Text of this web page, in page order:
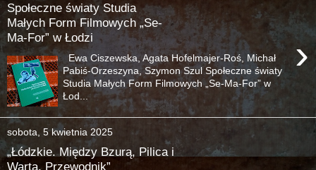
Społeczne światy Studia
Małych Form Filmowych „Se-
Ma-For” w Łodzi
›
Ewa Ciszewska, Agata Hofelmajer-Roś, Michał
Pabiś-Orzeszyna, Szymon Szul Społeczne światy
Studia Małych Form Filmowych „Se-Ma-For” w
Łod...
sobota, 5 kwietnia 2025
„Łódzkie. Między Bzurą, Pilica i
Wartą. Przewodnik”